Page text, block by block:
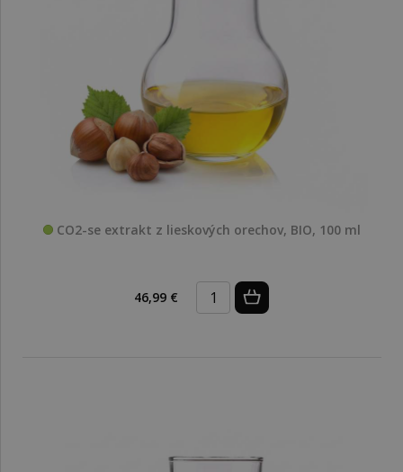
CO2-se extrakt z lieskových orechov, BIO, 100 ml
46,99 €